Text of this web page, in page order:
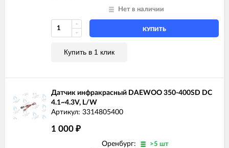
Нет в наличии
КУПИТЬ
Купить в 1 клик
Датчик инфракрасный DAEWOO 350-400SD DC
4.1~4.3V, L/W
Артикул: 3314805400
1 000 ₽
Оренбург: >5 шт